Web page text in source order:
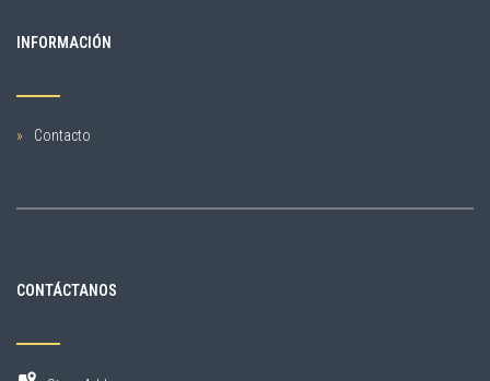
INFORMACIÓN
Contacto
CONTÁCTANOS